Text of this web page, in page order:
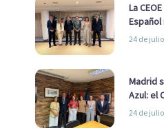
La
24 de
Madrid
Azul: el
la Real
24 de